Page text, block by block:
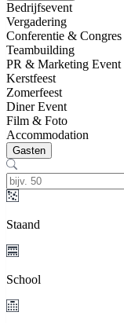
Bedrijfsevent
Vergadering
Conferentie & Congres
Teambuilding
PR & Marketing Event
Kerstfeest
Zomerfeest
Diner Event
Film & Foto
Accommodation
Gasten
Staand
School